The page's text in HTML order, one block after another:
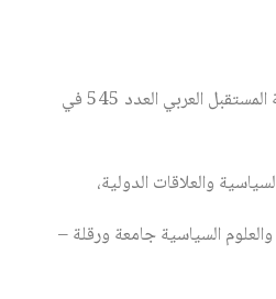
نُشرت هذه المقالة في مجلة المستقبل العربي العدد 545 في
والعلاقات الدولية،
السياسية جامعة ورقلة –